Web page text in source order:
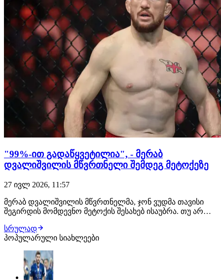
"99%-ით გადაწყვეტილია", - მერაბ
დვალიშვილის მწვრთნელი შემდეგ მეტოქეზე
27 ივლ 2026, 11:57
მერაბ დვალიშვილის მწვრთნელმა, ჯონ ვუდმა თავისი
შეგირდის მომდევნო მეტოქის შესახებ ისაუბრა. თუ არ
მებრძოლის შემდეგი მოწინააღმდეგე კვლავ პიოტრ იანი
იქნება. შეგახსენებთ, ეს მათი მე-3 ჩხუბი გამოვა. "თუ იანის
მხრიდან რაიმე არ შეიცვალა, დვალიშვილი…
სრულად
პოპულარული სიახლეები